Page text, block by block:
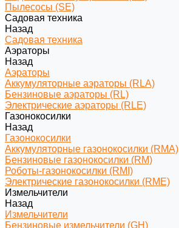
Пылесосы (SE)
Садовая техника
Назад
Садовая техника
Аэраторы
Назад
Аэраторы
Аккумуляторные аэраторы (RLA)
Бензиновые аэраторы (RL)
Электрические аэраторы (RLE)
Газонокосилки
Назад
Газонокосилки
Аккумуляторные газонокосилки (RMA)
Бензиновые газонокосилки (RM)
Роботы-газонокосилки (RMI)
Электрические газонокосилки (RME)
Измельчители
Назад
Измельчители
Бензиновые измельчители (GH)